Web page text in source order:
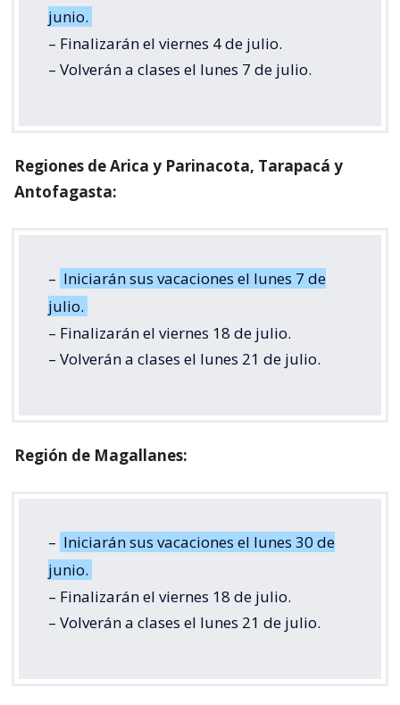
junio.
– Finalizarán el viernes 4 de julio.
– Volverán a clases el lunes 7 de julio.
Regiones de Arica y Parinacota, Tarapacá y
Antofagasta:
– Iniciarán sus vacaciones el lunes 7 de
julio.
– Finalizarán el viernes 18 de julio.
– Volverán a clases el lunes 21 de julio.
Región de Magallanes:
– Iniciarán sus vacaciones el lunes 30 de
junio.
– Finalizarán el viernes 18 de julio.
– Volverán a clases el lunes 21 de julio.